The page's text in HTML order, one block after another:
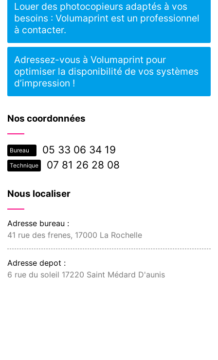
Nos coordonnées
Bureau 05 33 06 34 19
Technique 07 81 26 28 08
Nous localiser
Adresse bureau :
41 rue des frenes, 17000 La Rochelle
Adresse depot :
6 rue du soleil 17220 Saint Médard D'aunis
Louer des photocopieurs adaptés à vos
besoins : Volumaprint est un professionnel
à contacter.
Adressez-vous à Volumaprint pour
optimiser la disponibilité de vos systèmes
d’impression !